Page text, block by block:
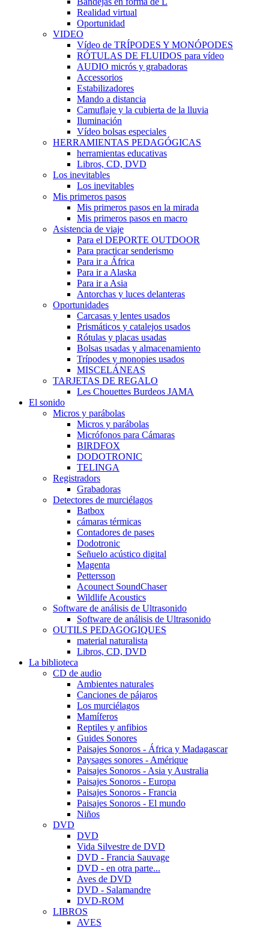
Realidad virtual
Oportunidad
VIDEO
Vídeo de TRÍPODES Y MONÓPODES
RÓTULAS DE FLUIDOS para vídeo
AUDIO micrós y grabadoras
Accessorios
Estabilizadores
Mando a distancia
Camuflaje y la cubierta de la lluvia
Iluminación
Vídeo bolsas especiales
HERRAMIENTAS PEDAGÓGICAS
herramientas educativas
Libros, CD, DVD
Los inevitables
Los inevitables
Mis primeros pasos
Mis primeros pasos en la mirada
Mis primeros pasos en macro
Asistencia de viaje
Para el DEPORTE OUTDOOR
Para practicar senderismo
Para ir a África
Para ir a Alaska
Para ir a Asia
Antorchas y luces delanteras
Oportunidades
Carcasas y lentes usados
Prismáticos y catalejos usados
Rótulas y placas usadas
Bolsas usadas y almacenamiento
Trípodes y monopies usados
MISCELÁNEAS
TARJETAS DE REGALO
Les Chouettes Burdeos JAMA
El sonido
Micros y parábolas
Micros y parábolas
Micrófonos para Cámaras
BIRDFOX
DODOTRONIC
TELINGA
Registradors
Grabadoras
Detectores de murciélagos
Batbox
cámaras térmicas
Contadores de pases
Dodotronic
Señuelo acústico digital
Magenta
Pettersson
Acounect SoundChaser
Wildlife Acoustics
Software de análisis de Ultrasonido
Software de análisis de Ultrasonido
OUTILS PEDAGOGIQUES
material naturalista
Libros, CD, DVD
La biblioteca
CD de audio
Ambientes naturales
Canciones de pájaros
Los murciélagos
Mamíferos
Reptiles y anfibios
Guides Sonores
Paisajes Sonoros - África y Madagascar
Paysages sonores - Amérique
Paisajes Sonoros - Asia y Australia
Paisajes Sonoros - Europa
Paisajes Sonoros - Francia
Paisajes Sonoros - El mundo
Niños
DVD
DVD
Vida Silvestre de DVD
DVD - Francia Sauvage
DVD - en otra parte...
Aves de DVD
DVD - Salamandre
DVD-ROM
LIBROS
AVES